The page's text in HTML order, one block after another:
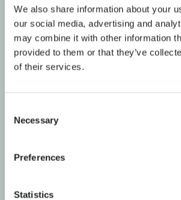
We also share information about your
our social media, advertising and
may combine it with other information
provided to them or that they’ve
of their services.
Selection
Necessary
Preferences
Statistics
Lesen Sie mehr